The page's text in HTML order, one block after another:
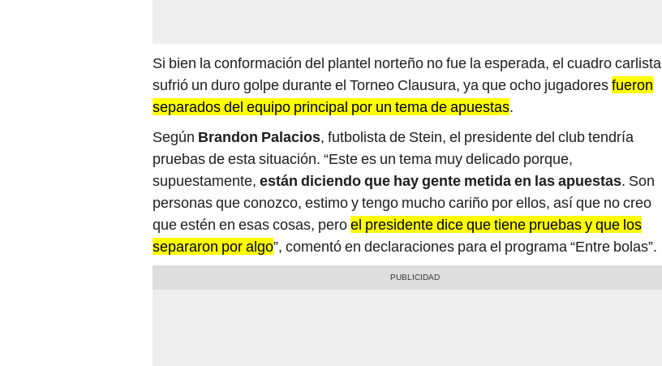
Si bien la conformación del plantel norteño no fue la esperada, el cuadro carlista
sufrió un duro golpe durante el Torneo Clausura, ya que ocho jugadoresfueron
separados del equipo principal por un tema de apuestas.
Según Brandon Palacios, futbolista de Stein, el presidente del club tendría
pruebas de esta situación. “Este es un tema muy delicado porque,
supuestamente, están diciendo que hay gente metida en las apuestas. Son
personas que conozco, estimo y tengo mucho cariño por ellos, así que no creo
que estén en esas cosas, peroel presidente dice que tiene pruebas y que los
separaron por algo”, comentó en declaraciones para el programa “Entre bolas”.